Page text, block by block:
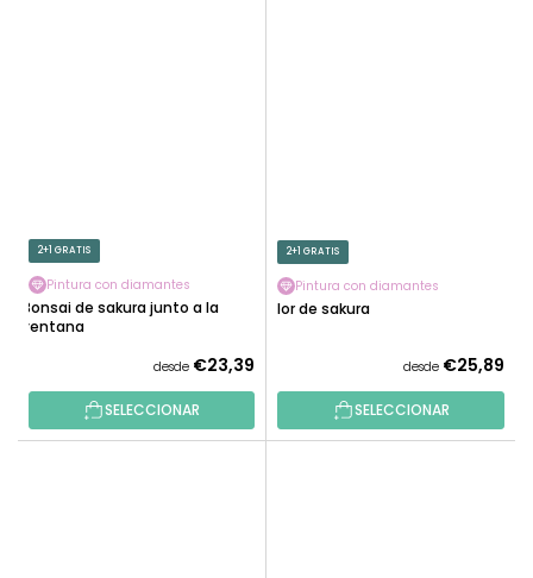
2+1 GRATIS
Pintura con diamantes
Bonsai de sakura junto a la
ventana
desde €23,39
SELECCIONAR
2+1 GRATIS
Pintura con diamantes
Flor de sakura
desde €25,89
SELECCIONAR